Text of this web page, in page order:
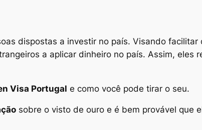
dispostas a investir no país. Visando
a aplicar dinheiro no país. Assim, eles
Visa Portugal e como você pode tirar o seu.
sobre o visto de ouro e é bem provável que